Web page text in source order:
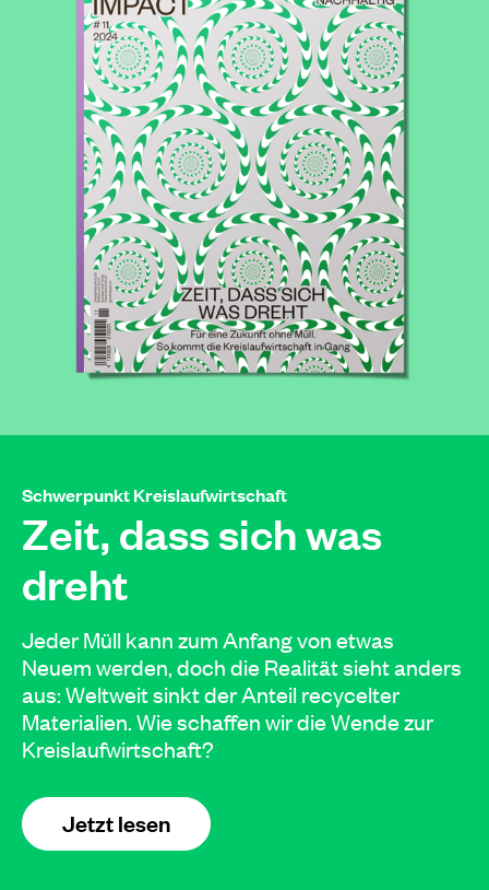
Schwerpunkt Kreislaufwirtschaft
Zeit, dass sich was
dreht
Jeder Müll kann zum Anfang von etwas
Neuem werden, doch die Realität sieht anders
aus: Weltweit sinkt der Anteil recycelter
Materialien. Wie schaffen wir die Wende zur
Kreislaufwirtschaft?
Jetzt lesen